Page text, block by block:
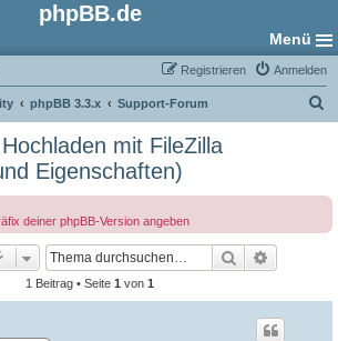
phpBB.de
Menü
Anmelden
Registrieren
phpBB 3.3.x Support-Forum
mit FileZilla
Eigenschaften)
deiner phpBB-Version angeben
Suche
1 Beitrag • Seite 1 von 1